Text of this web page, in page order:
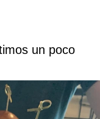
un poco